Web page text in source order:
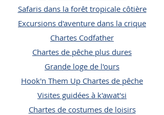
Safaris dans la forêt tropicale côtière
Excursions d'aventure dans la crique
Chartes Codfather
Chartes de pêche plus dures
Grande loge de l'ours
Hook'n Them Up Chartes de pêche
Visites guidées à k'awat'si
Chartes de costumes de loisirs